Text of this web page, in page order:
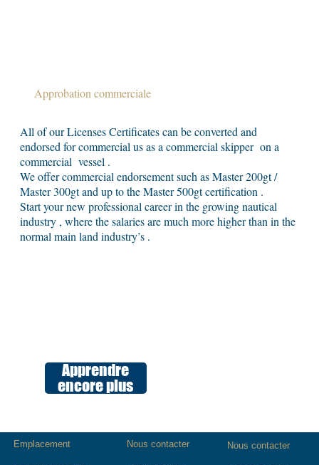
Approbation commerciale
All of our Licenses Certificates can be converted and
endorsed for commercial us as a commercial skipper on a
commercial vessel .
We offer commercial endorsement such as Master 200gt /
Master 300gt and up to the Master 500gt certification .
Start your new professional career in the growing nautical
industry , where the salaries are much more higher than in the
normal main land industry’s .
Apprendre
encore plus
Nous contacter
Emplacement Nous contacter